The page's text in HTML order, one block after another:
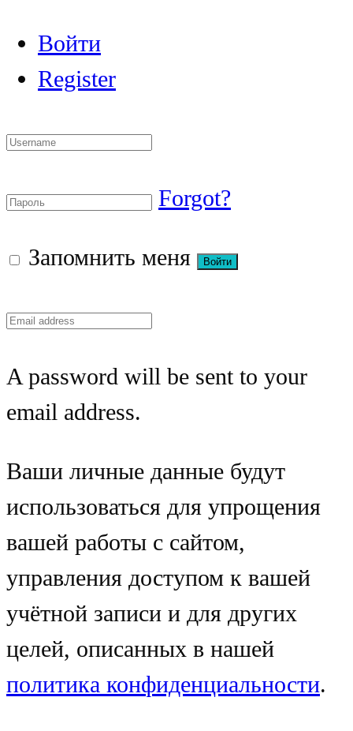
Войти
Register
Forgot?
Запомнить меня
A password will be sent to your
email address.
Ваши личные данные будут
использоваться для упрощения
вашей работы с сайтом,
управления доступом к вашей
учётной записи и для других
целей, описанных в нашей
политика конфиденциальности.